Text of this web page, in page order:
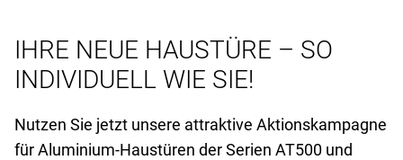
IHRE NEUE HAUSTÜRE – SO
INDIVIDUELL WIE SIE!
Nutzen Sie jetzt unsere attraktive Aktionskampagne
für Aluminium-Haustüren der Serien AT500 und